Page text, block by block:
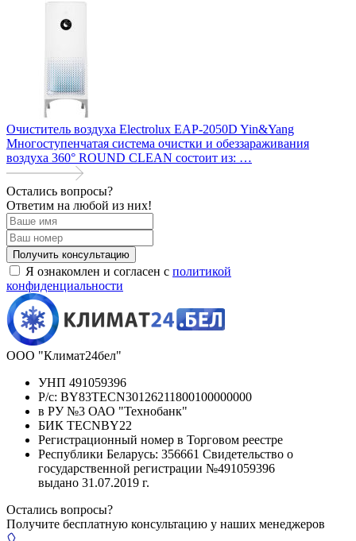
Очиститель воздуха Electrolux EAP-2050D Yin&Yang
Многоступенчатая система очистки и обеззараживания
воздуха 360° ROUND CLEAN состоит из: …
Остались вопросы?
Ответим на любой из них!
Я ознакомлен и согласен с политикой
конфиденциальности
ООО "Климат24бел"
УНП 491059396
Р/с: BY83TECN30126211800100000000
в РУ №3 ОАО "Технобанк"
БИК TECNBY22
Регистрационный номер в Торговом реестре
Республики Беларусь: 356661 Свидетельство о
государственной регистрации №491059396
выдано 31.07.2019 г.
Остались вопросы?
Получите бесплатную консультацию у наших менеджеров